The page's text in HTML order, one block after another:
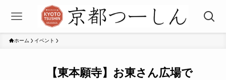
ホーム イベント
【東本願寺】お東さん広場で